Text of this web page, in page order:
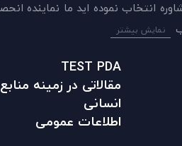
نمایش بیشتر
TEST PDA
مقالاتی در زمينه منابع
انسانی
اطلاعات عمومی